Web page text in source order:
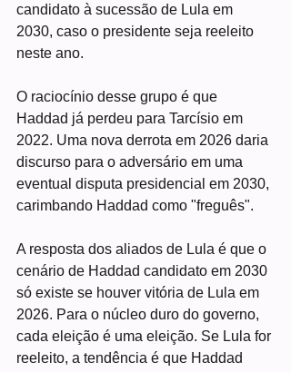
candidato à sucessão de Lula em
2030, caso o presidente seja reeleito
neste ano.
O raciocínio desse grupo é que
Haddad já perdeu para Tarcísio em
2022. Uma nova derrota em 2026 daria
discurso para o adversário em uma
eventual disputa presidencial em 2030,
carimbando Haddad como "freguês".
A resposta dos aliados de Lula é que o
cenário de Haddad candidato em 2030
só existe se houver vitória de Lula em
2026. Para o núcleo duro do governo,
cada eleição é uma eleição. Se Lula for
reeleito, a tendência é que Haddad